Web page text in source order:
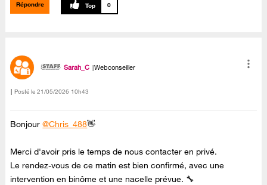
Répondre 0
Sarah_C Webconseiller
Posté le ‎21/05/2026 10h43
Bonjour@Chris_488👋
Merci d'avoir pris le temps de nous contacter en privé.
Le rendez-vous de ce matin est bien confirmé, avec une
intervention en binôme et une nacelle prévue. 🔧